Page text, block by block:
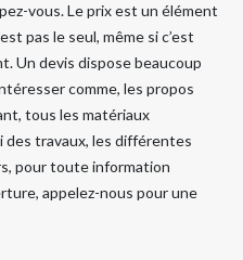
vous. Le prix est un élément
pas le seul, même si c’est
Un devis dispose beaucoup
comme, les propos
tous les matériaux
des travaux, les différentes
pour toute information
appelez-nous pour une